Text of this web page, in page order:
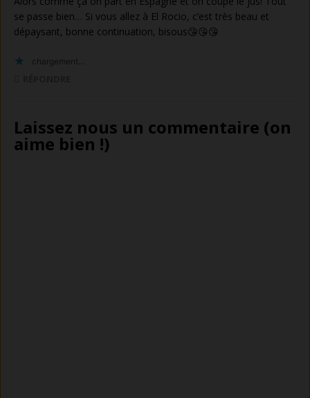
se passe bien… Si vous allez à El Rocio, c’est très beau et
dépaysant, bonne continuation, bisous😘😘😘
chargement…
Laissez nous un commentaire (on
aime bien !)